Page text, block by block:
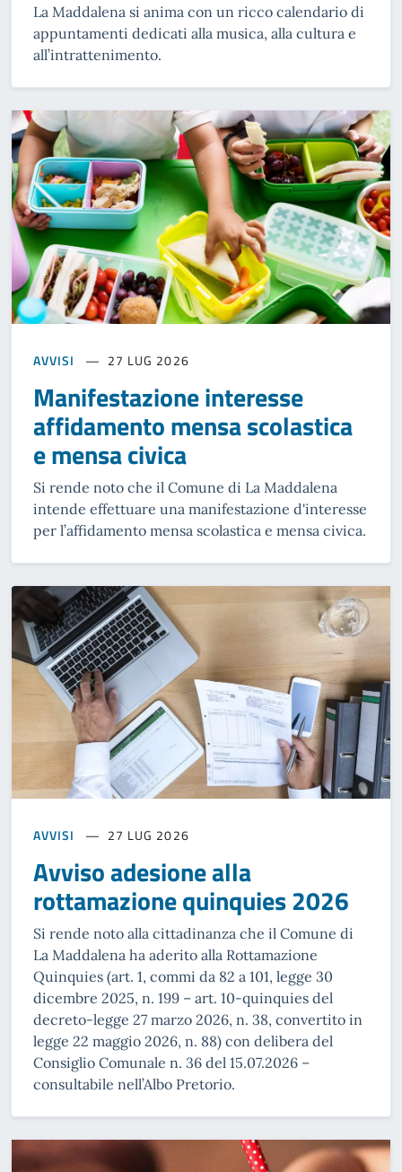
La Maddalena si anima con un ricco calendario di
appuntamenti dedicati alla musica, alla cultura e
all’intrattenimento.
AVVISI 27 LUG 2026
Manifestazione interesse
affidamento mensa scolastica
e mensa civica
Si rende noto che il Comune di La Maddalena
intende effettuare una manifestazione d'interesse
per l’affidamento mensa scolastica e mensa civica.
AVVISI 27 LUG 2026
Avviso adesione alla
rottamazione quinquies 2026
Si rende noto alla cittadinanza che il Comune di
La Maddalena ha aderito alla Rottamazione
Quinquies (art. 1, commi da 82 a 101, legge 30
dicembre 2025, n. 199 – art. 10-quinquies del
decreto-legge 27 marzo 2026, n. 38, convertito in
legge 22 maggio 2026, n. 88) con delibera del
Consiglio Comunale n. 36 del 15.07.2026 –
consultabile nell’Albo Pretorio.